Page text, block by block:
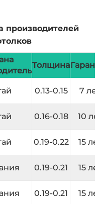
производителей
Толщина
0.13-0.15 7 лет
0.16-0.18 10
0.19-0.22 15
0.19-0.21 15
0.19-0.21 15